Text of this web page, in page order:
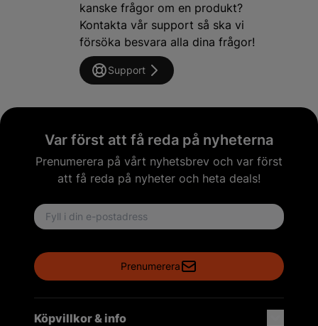
kanske frågor om en produkt?
Kontakta vår support så ska vi
försöka besvara alla dina frågor!
Support
Var först att få reda på nyheterna
Prenumerera på vårt nyhetsbrev och var först
att få reda på nyheter och heta deals!
Email address
Prenumerera
Köpvillkor & info